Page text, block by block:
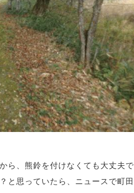
ら、熊鈴を付けなくても大丈夫で
と思っていたら、ニュースで町田